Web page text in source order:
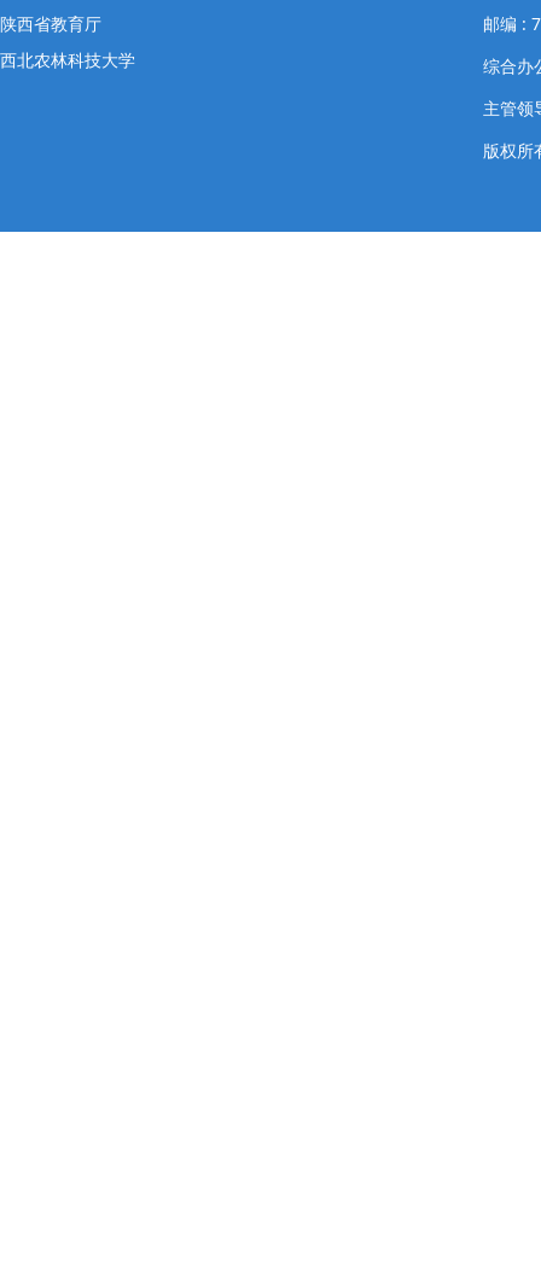
陕西省教育厅
西北农林科技大学
邮编 :
综合办
主管
版权